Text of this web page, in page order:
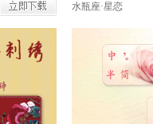
水瓶座·星恋